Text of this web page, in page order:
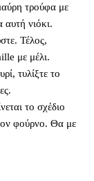
τρούφα με
αυτή νιόκι.
Τέλος,
με μέλι.
τυλίξτε το
το σχέδιο
φούρνο. Θα με